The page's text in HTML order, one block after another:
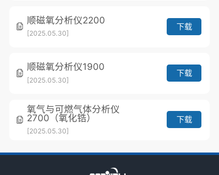
顺磁氧分析仪2200
[2025.05.30]
下载
顺磁氧分析仪1900
[2025.05.30]
下载
氧气与可燃气体分析仪
2700（氧化锆）
[2025.05.30]
下载